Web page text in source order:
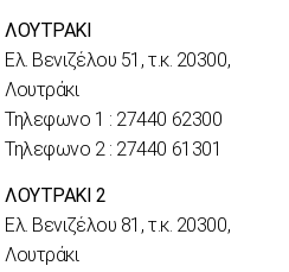
ΛΟΥΤΡΑΚΙ
Ελ. Βενιζέλου 51, τ.κ. 20300,
Λουτράκι
Τηλεφωνο 1 : 27440 62300
Τηλεφωνο 2 : 27440 61301
ΛΟΥΤΡΑΚΙ 2
Ελ. Βενιζέλου 81, τ.κ. 20300,
Λουτράκι